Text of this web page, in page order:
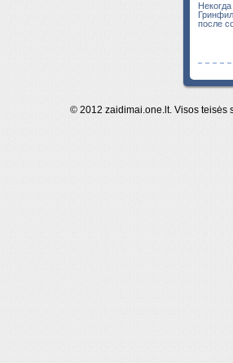
после
© 2012 zaidimai.one.lt. Visos teisės